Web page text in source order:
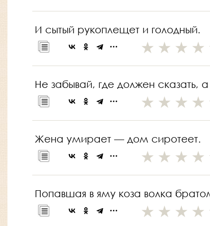
И сытый рукоплещет и голодный.
Не забывай, где должен сказать,
Жена умирает — дом сиротеет.
Попавшая в яму коза волка